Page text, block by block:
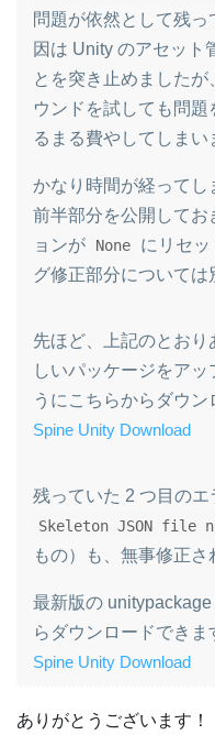
問題が依然として残
因は Unity のアセット
とを突き止めました
ウンドを試しても問題
るまる費やしてしまい
かなり時間が経って
前半部分を公開してお
ョンが
None
にリセ
グ修正部分については
先ほど、上記のとお
しいパッケージをア
うにこちらからダウン
Spine Unity Download
残っていた 2 つ目の
Skeleton JSON
もの）も、無事修正さ
最新版の
らダウンロードできま
Spine Unity Download
ありがとうございます！